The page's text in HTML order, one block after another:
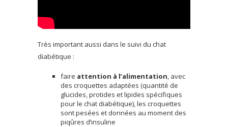
Très important aussi dans le suivi du chat
diabétique :
faire attention à l’alimentation, avec
des croquettes adaptées (quantité de
glucides, protides et lipides spécifiques
pour le chat diabétique), les croquettes
sont pesées et données au moment des
piqûres d’insuline